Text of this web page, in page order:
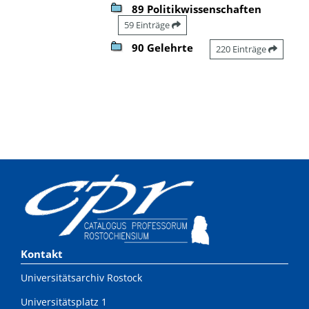
89 Politikwissenschaften
59 Einträge
90 Gelehrte 220 Einträge
Kontakt
Universitätsarchiv Rostock
Universitätsplatz 1